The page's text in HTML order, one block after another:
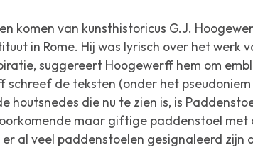
komen van kunsthistoricus G.J.
in Rome. Hij was lyrisch over het werk
suggereert Hoogewerff hem om
de teksten (onder het
houtsnedes die nu te zien is, is
maar giftige paddenstoel met
al veel paddenstoelen gesignaleerd zijn